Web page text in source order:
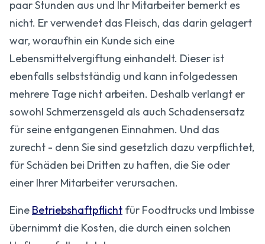
paar Stunden aus und Ihr Mitarbeiter bemerkt es
nicht. Er verwendet das Fleisch, das darin gelagert
war, woraufhin ein Kunde sich eine
Lebensmittelvergiftung einhandelt. Dieser ist
ebenfalls selbstständig und kann infolgedessen
mehrere Tage nicht arbeiten. Deshalb verlangt er
sowohl Schmerzensgeld als auch Schadensersatz
für seine entgangenen Einnahmen. Und das
zurecht - denn Sie sind gesetzlich dazu verpflichtet,
für Schäden bei Dritten zu haften, die Sie oder
einer Ihrer Mitarbeiter verursachen.
Eine Betriebshaftpflicht für Foodtrucks und Imbisse
übernimmt die Kosten, die durch einen solchen